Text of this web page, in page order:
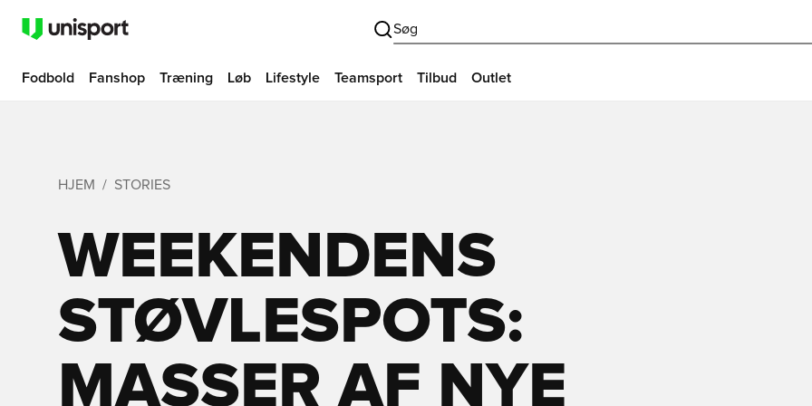
Søg
Fodbold Fanshop Træning Løb Lifestyle Teamsport Tilbud Outlet
HJEM STORIES
WEEKENDENS
STØVLESPOTS:
MASSER AF NYE